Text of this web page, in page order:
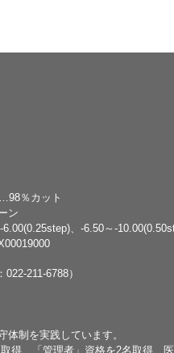
％カット
ン
、-6.50～-
211-6788）
制を実践しています。
得、「管理者」資格を2名取得、